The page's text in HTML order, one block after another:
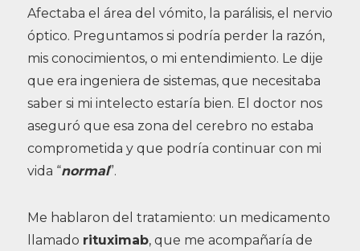
Afectaba el área del vómito, la parálisis, el nervio
óptico. Preguntamos si podría perder la razón,
mis conocimientos, o mi entendimiento. Le dije
que era ingeniera de sistemas, que necesitaba
saber si mi intelecto estaría bien. El doctor nos
aseguró que esa zona del cerebro no estaba
comprometida y que podría continuar con mi
vida “normal”.
Me hablaron del tratamiento: un medicamento
llamado rituximab, que me acompañaría de